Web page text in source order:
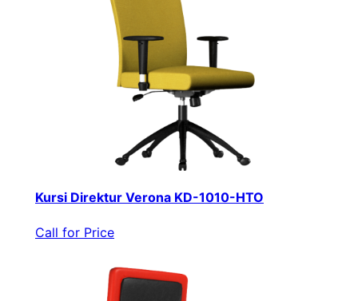
Kursi Direktur Verona KD-1010-HTO
Call for Price